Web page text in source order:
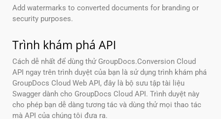
Add watermarks to converted documents for branding or
security purposes.
Trình khám phá API
Cách dễ nhất để dùng thử GroupDocs.Conversion Cloud
API ngay trên trình duyệt của bạn là sử dụng trình khám phá
GroupDocs Cloud Web API, đây là bộ sưu tập tài liệu
Swagger dành cho GroupDocs Cloud API. Trình duyệt này
cho phép bạn dễ dàng tương tác và dùng thử mọi thao tác
mà API của chúng tôi đưa ra.